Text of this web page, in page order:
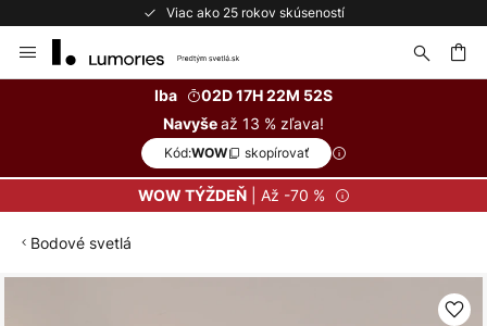
Viac ako 25 rokov skúseností
to
Iba
02D 17H 22M 51S
Navyšeaž 13 % zľava!
Kód:WOW skopírovať
WOW TÝŽDEŇ| Až -70 %
Bodové svetlá